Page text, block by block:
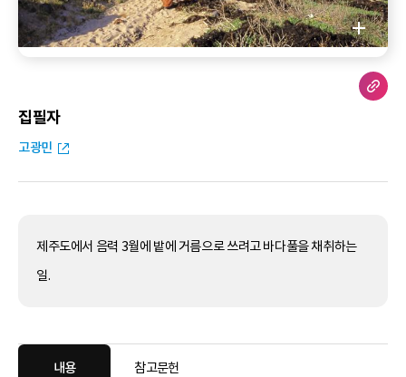
집필자
고광민
제주도에서 음력 3월에 밭에 거름으로 쓰려고 바다풀을 채취하는
일.
내용 참고문헌